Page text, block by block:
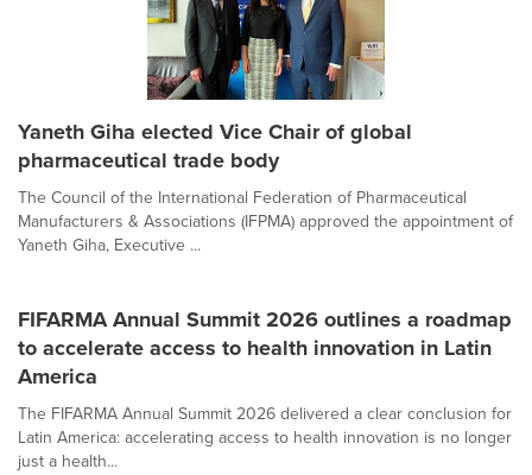
Yaneth Giha elected Vice Chair of global
pharmaceutical trade body
The Council of the International Federation of Pharmaceutical
Manufacturers & Associations (IFPMA) approved the appointment of
Yaneth Giha, Executive ...
FIFARMA Annual Summit 2026 outlines a roadmap
to accelerate access to health innovation in Latin
America
The FIFARMA Annual Summit 2026 delivered a clear conclusion for
Latin America: accelerating access to health innovation is no longer
just a health...